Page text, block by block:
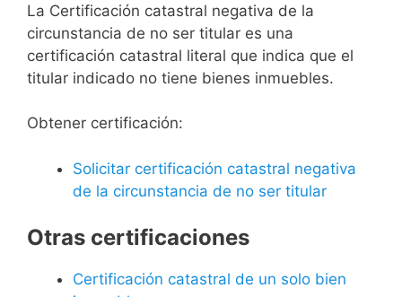
La Certificación catastral negativa de la
circunstancia de no ser titular es una
certificación catastral literal que indica que el
titular indicado no tiene bienes inmuebles.
Obtener certificación:
Solicitar certificación catastral negativa
de la circunstancia de no ser titular
Otras certificaciones
Certificación catastral de un solo bien